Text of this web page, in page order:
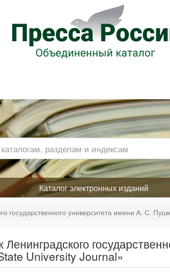
Каталог электронных изданий
государственного университета имени А. С.
University Journal»